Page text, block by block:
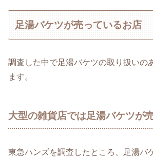
足湯バケツが売っているお店
調査した中で足湯バケツの取り扱いの
ます。
大型の雑貨店では足湯バケツが
東急ハンズを調査したところ、足湯バ